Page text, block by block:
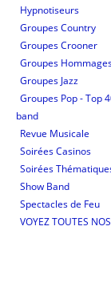
Hypnotiseurs
Groupes Country
Groupes Crooner
Groupes
Groupes Jazz
Groupes Pop - Top
band
Revue Musicale
Soirées Casinos
Soirées
Show Band
Spectacles de Feu
VOYEZ TOUTES